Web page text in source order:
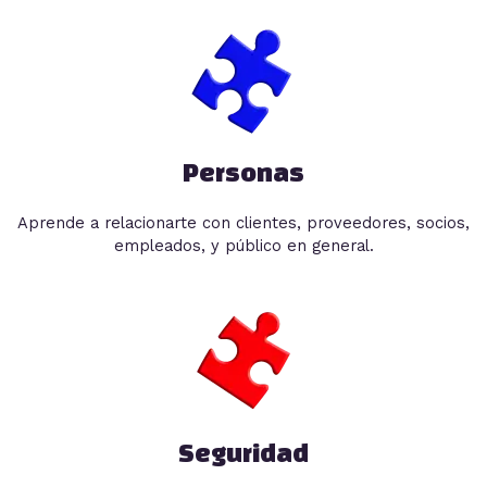
Personas
Aprende a relacionarte con clientes, proveedores, socios,
empleados, y público en general.
Seguridad